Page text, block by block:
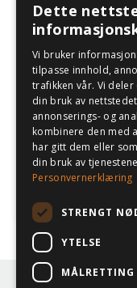
Følg oss
Kategorier
Dette
Vi bruker
tilpasse innhold,
trafikken vår. Vi
din bruk av
annonserings- og
kombinere den med
har gitt dem eller
din bruk av
Personvernerklæring
STRENGT
YTELSE
MÅLRETTING